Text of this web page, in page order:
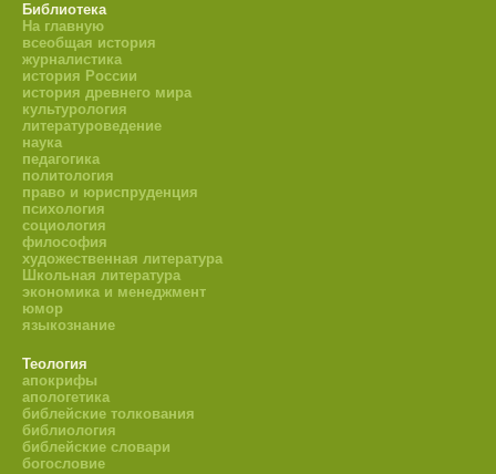
Библиотека
На главную
всеобщая история
журналистика
история России
история древнего мира
культурология
литературоведение
наука
педагогика
политология
право и юриспруденция
психология
социология
философия
художественная литература
Школьная литература
экономика и менеджмент
юмор
языкознание
Теология
апокрифы
апологетика
библейские толкования
библиология
библейские словари
богословие